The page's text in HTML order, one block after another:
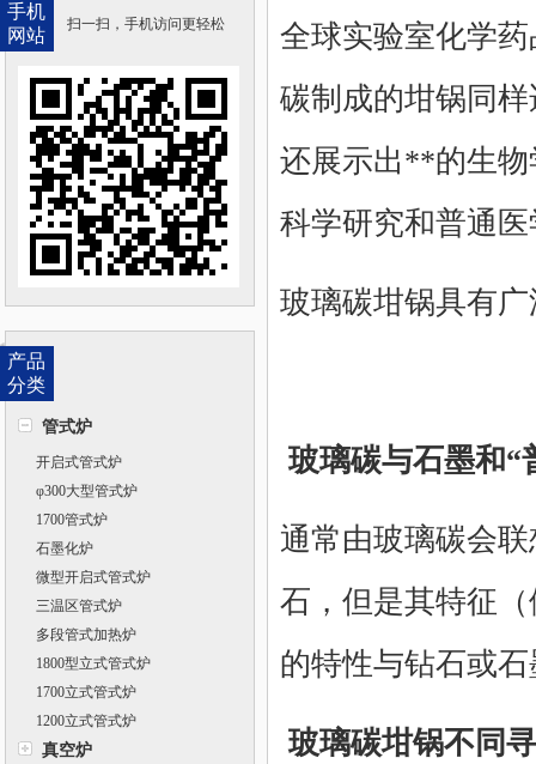
手机
网站
扫一扫，手机访问更轻松
产品
分类
管式炉
开启式管式炉
φ300大型管式炉
1700管式炉
石墨化炉
微型开启式管式炉
三温区管式炉
多段管式加热炉
1800型立式管式炉
1700立式管式炉
1200立式管式炉
真空炉
全球实验室化学
碳制成的坩锅同
还展示出**的生物
科学研究和普通
玻璃碳坩锅具有
玻璃碳与石墨和“
通常由玻璃碳会
石，但是其特征
的特性与钻石或
玻璃碳坩锅不同